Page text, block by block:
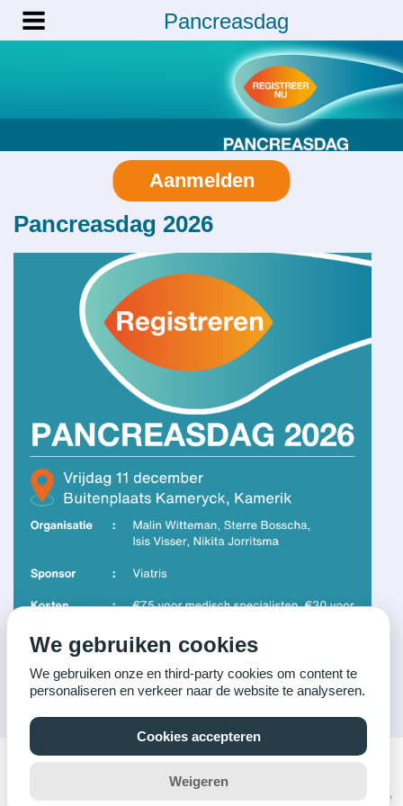
Pancreasdag
Aanmelden
Pancreasdag 2026
We gebruiken cookies
We gebruiken onze en third-party cookies om content te
personaliseren en verkeer naar de website te analyseren.
Cookies accepteren
Weigeren